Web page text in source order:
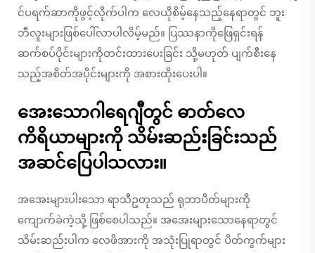
င်ပရက်ဆာကိုဖွင့်လိုက်ပါက လေယိုစိမ့်နေသည့်နေရာတွင် ဘူး
ဘီလူးများဖြစ်ပေါ်လာပါလိမ့်မည်။ ပြဿနာကိုဖြေရှင်းရန်
ဆက်စပ်ပိုင်းများကိုတင်းထားပေးခြင်း သို့မဟုတ် ပျက်စီးနေ
သည့်အစိတ်အပိုင်းများကို အစားထိုးပေးပါ။
အေးသောဂါရေဂျီတွင် ဓာတ်လေ
ကိရိယာများကို သိမ်းဆည်းခြင်းသည်
အဆင်ပြေပါသလား။
အအေးများပါးသော ရာသီဥတုသည် ရုဘာပိတ်များကို
ကျောက်ခဲကဲ့သို့ ဖြစ်စေပါသည်။ အအေးများသောနေရာတွင်
သိမ်းဆည်းပါက လေဖိအားကို အသုံးပြုရာတွင် ပိတ်ကွက်များ